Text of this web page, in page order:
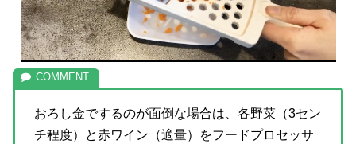
おろし金でするのが面倒な場合は、各野菜（3セン
チ程度）と赤ワイン（適量）をフードプロセッサ